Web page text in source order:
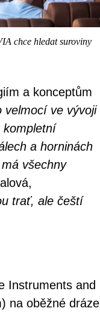
chce hledat suroviny
a konceptům
velmocí ve vývoji
kompletní
a horninách
všechny
trať, ale čeští
Instruments and
na oběžné dráze